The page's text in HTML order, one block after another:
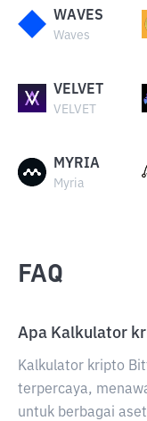
WAVES
Waves
VELVET
VELVET
MYRIA
Myria
FAQ
Apa Kalkulator
Kalkulator kripto
terpercaya,
untuk berbagai